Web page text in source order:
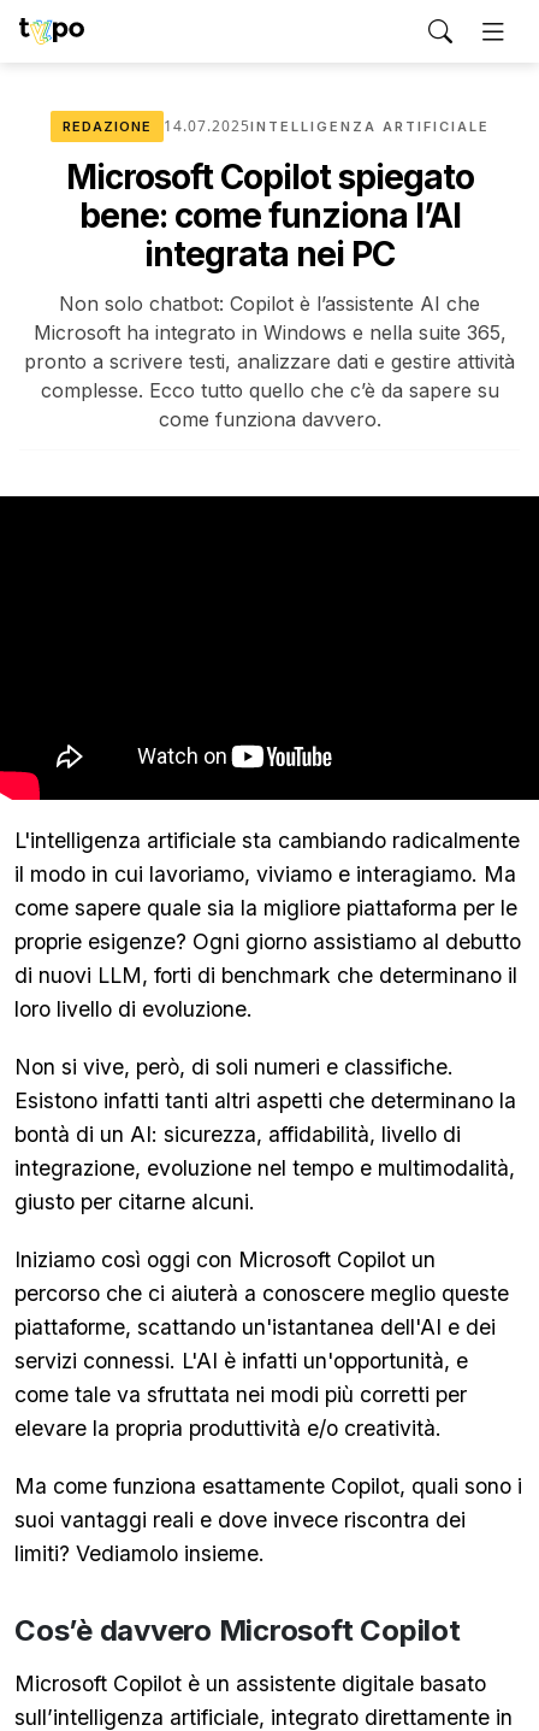
REDAZIONE 14.07.2025INTELLIGENZA ARTIFICIALE
Microsoft Copilot spiegato
bene: come funziona l’AI
integrata nei PC
Non solo chatbot: Copilot è l’assistente AI che
Microsoft ha integrato in Windows e nella suite 365,
pronto a scrivere testi, analizzare dati e gestire attività
complesse. Ecco tutto quello che c’è da sapere su
come funziona davvero.
L'intelligenza artificiale sta cambiando radicalmente
il modo in cui lavoriamo, viviamo e interagiamo. Ma
come sapere quale sia la migliore piattaforma per le
proprie esigenze? Ogni giorno assistiamo al debutto
di nuovi LLM, forti di benchmark che determinano il
loro livello di evoluzione.
Non si vive, però, di soli numeri e classifiche.
Esistono infatti tanti altri aspetti che determinano la
bontà di un AI: sicurezza, affidabilità, livello di
integrazione, evoluzione nel tempo e multimodalità,
giusto per citarne alcuni.
Iniziamo così oggi con Microsoft Copilot un
percorso che ci aiuterà a conoscere meglio queste
piattaforme, scattando un'istantanea dell'AI e dei
servizi connessi. L'AI è infatti un'opportunità, e
come tale va sfruttata nei modi più corretti per
elevare la propria produttività e/o creatività.
Ma come funziona esattamente Copilot, quali sono i
suoi vantaggi reali e dove invece riscontra dei
limiti? Vediamolo insieme.
Cos’è davvero Microsoft Copilot
Microsoft Copilot è un assistente digitale basato
sull’intelligenza artificiale, integrato direttamente in